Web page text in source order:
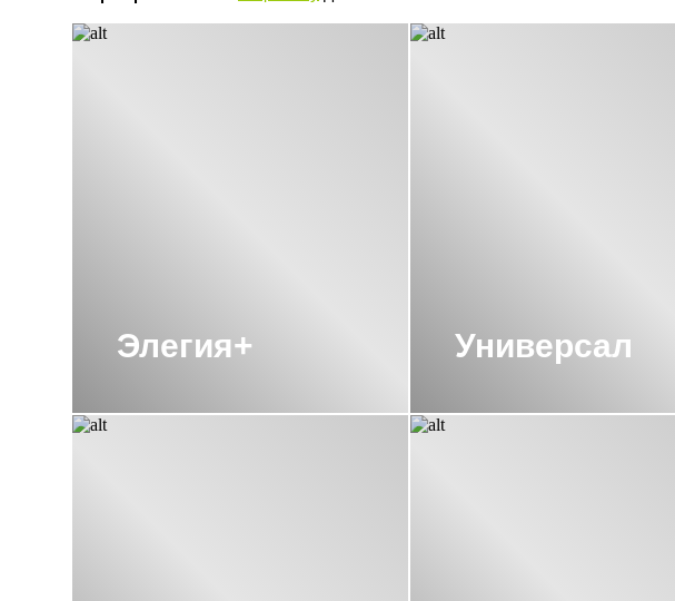
ВОДЯНЫЕ ПОЛОТЕНЦЕСУШИТЕЛИ СУНЕРЖА
ВОДЯНЫЕ ПОЛОТЕНЦЕСУШИТЕЛИ СУНЕРЖА С
Элегия+ Универсал